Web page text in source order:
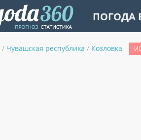
ПОГОДА
/ Чувашская республика / Козловка